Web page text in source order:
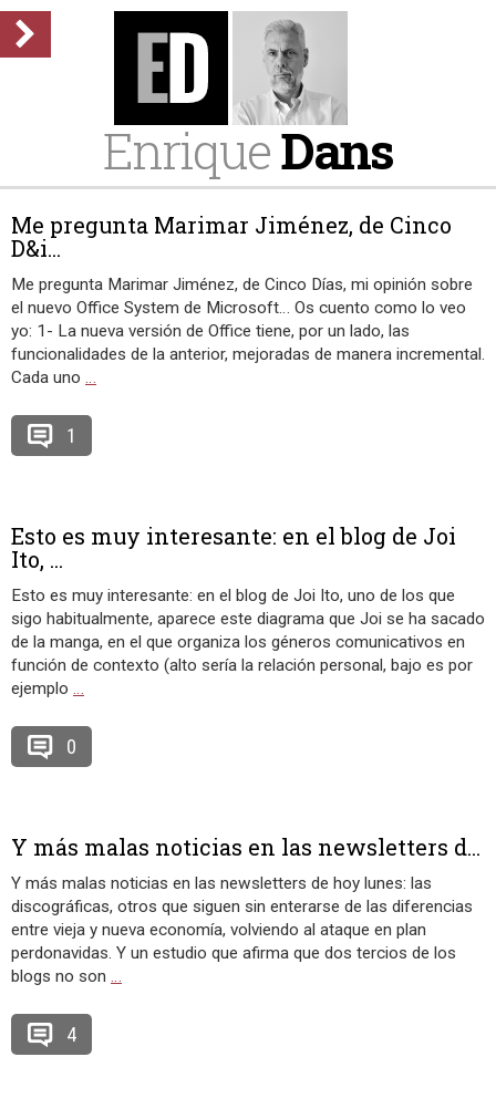
EnriqueDans
Me pregunta Marimar Jiménez, de Cinco
D&i...
Me pregunta Marimar Jiménez, de Cinco Días, mi opinión sobre
el nuevo Office System de Microsoft… Os cuento como lo veo
yo: 1- La nueva versión de Office tiene, por un lado, las
funcionalidades de la anterior, mejoradas de manera incremental.
Cada uno …
1
Esto es muy interesante: en el blog de Joi
Ito, ...
Esto es muy interesante: en el blog de Joi Ito, uno de los que
sigo habitualmente, aparece este diagrama que Joi se ha sacado
de la manga, en el que organiza los géneros comunicativos en
función de contexto (alto sería la relación personal, bajo es por
ejemplo …
0
Y más malas noticias en las newsletters d...
Y más malas noticias en las newsletters de hoy lunes: las
discográficas, otros que siguen sin enterarse de las diferencias
entre vieja y nueva economía, volviendo al ataque en plan
perdonavidas. Y un estudio que afirma que dos tercios de los
blogs no son …
4